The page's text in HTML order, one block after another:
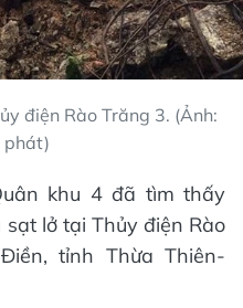
điện Rào Trăng 3. (Ảnh:
phát)
khu 4 đã tìm thấy
lở tại Thủy điện Rào
tỉnh Thừa Thiên-